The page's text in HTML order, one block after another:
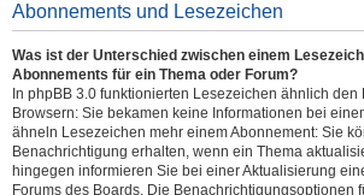
Abonnements und Lesezeichen
Was ist der Unterschied zwischen einem
Abonnements für ein Thema oder Forum?
In phpBB 3.0 funktionierten Lesezeichen ähnlich
Browsern: Sie bekamen keine Informationen bei
ähneln Lesezeichen mehr einem Abonnement: Sie
Benachrichtigung erhalten, wenn ein Thema
hingegen informieren Sie bei einer Aktualisierung
Forums des Boards. Die Benachrichtigungsoptionen